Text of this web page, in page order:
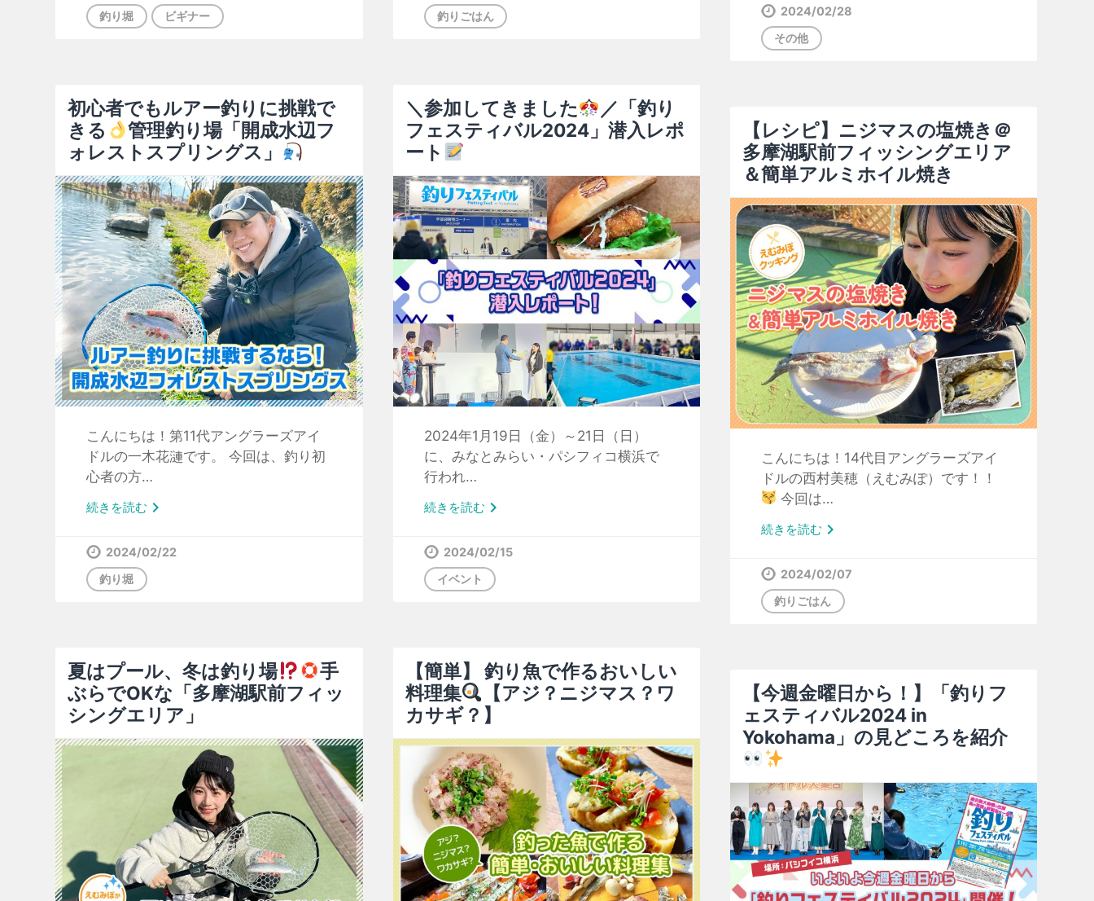
釣り堀
ビギナー
釣りごはん
2024/02/28
その他
初心者でもルアー釣りに挑戦で
きる
管理釣り場「開成水辺フ
ォレストスプリングス」
こんにちは！第11代アングラーズアイ
ドルの一木花漣です。 今回は、釣り初
心者の方…
続きを読む
2024/02/22
釣り堀
＼参加してきました
／「釣り
フェスティバル2024」潜入レポ
ート
2024年1月19日（金）～21日（日）
に、みなとみらい・パシフィコ横浜で
行われ…
続きを読む
2024/02/15
イベント
【レシピ】ニジマスの塩焼き＠
多摩湖駅前フィッシングエリア
＆簡単アルミホイル焼き
こんにちは！14代目アングラーズアイ
ドルの西村美穂（えむみぽ）です！！
今回は…
続きを読む
2024/02/07
釣りごはん
夏はプール、冬は釣り場
手
ぶらでOKな「多摩湖駅前フィッ
シングエリア」
【簡単】 釣り魚で作るおいしい
料理集
【アジ？ニジマス？ワ
カサギ？】
【今週金曜日から！】「釣りフ
ェスティバル2024 in
Yokohama」の見どころを紹介